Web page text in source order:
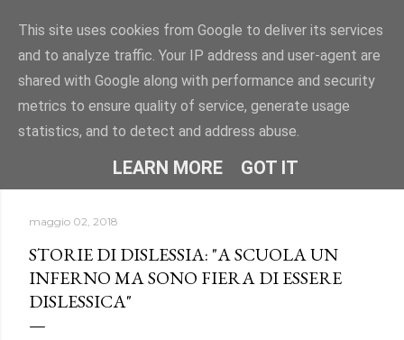
Passa ai contenuti principali
"DISLESSIA? IO TI CONOSCO" -
informazioni, approfondimenti e storie.
maggio 02, 2018
STORIE DI DISLESSIA: "A SCUOLA UN
INFERNO MA SONO FIERA DI ESSERE
DISLESSICA"
This site uses cookies from Google to deliver its services
and to analyze traffic. Your IP address and user-agent are
shared with Google along with performance and security
metrics to ensure quality of service, generate usage
statistics, and to detect and address abuse.
LEARN MORE GOT IT